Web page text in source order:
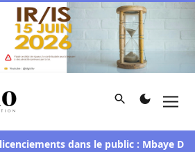
d'information et d'investigation
Rechercher
dans le public : Mbaye